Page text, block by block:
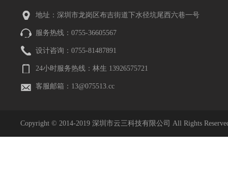
地址：深圳市龙岗区布吉街道下水径坑尾西六巷一号
服务热线：0755-36605567
设计咨询：0755-81487891
24小时服务热线：林生 13926575721
客服邮箱：13@075513.cc
Copyright © 2014-2019 深圳市云三科技有限公司 All Rights